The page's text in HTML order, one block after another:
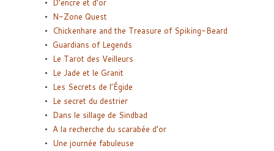
D’encre et d’or
N-Zone Quest
Chickenhare and the Treasure of Spiking-Beard
Guardians of Legends
Le Tarot des Veilleurs
Le Jade et le Granit
Les Secrets de l’Égide
Le secret du destrier
Dans le sillage de Sindbad
A la recherche du scarabée d’or
Une journée fabuleuse